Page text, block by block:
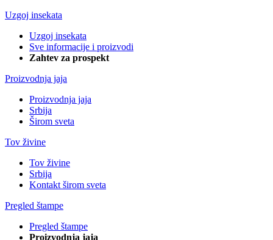
Uzgoj insekata
Uzgoj insekata
Sve informacije i proizvodi
Zahtev za prospekt
Proizvodnja jaja
Proizvodnja jaja
Srbija
Širom sveta
Tov živine
Tov živine
Srbija
Kontakt širom sveta
Pregled štampe
Pregled štampe
Proizvodnja jaja